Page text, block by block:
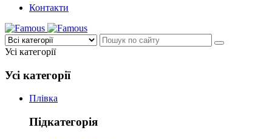
Контакти
Усі категорії
Усі категорії
Плівка
Підкатегорія